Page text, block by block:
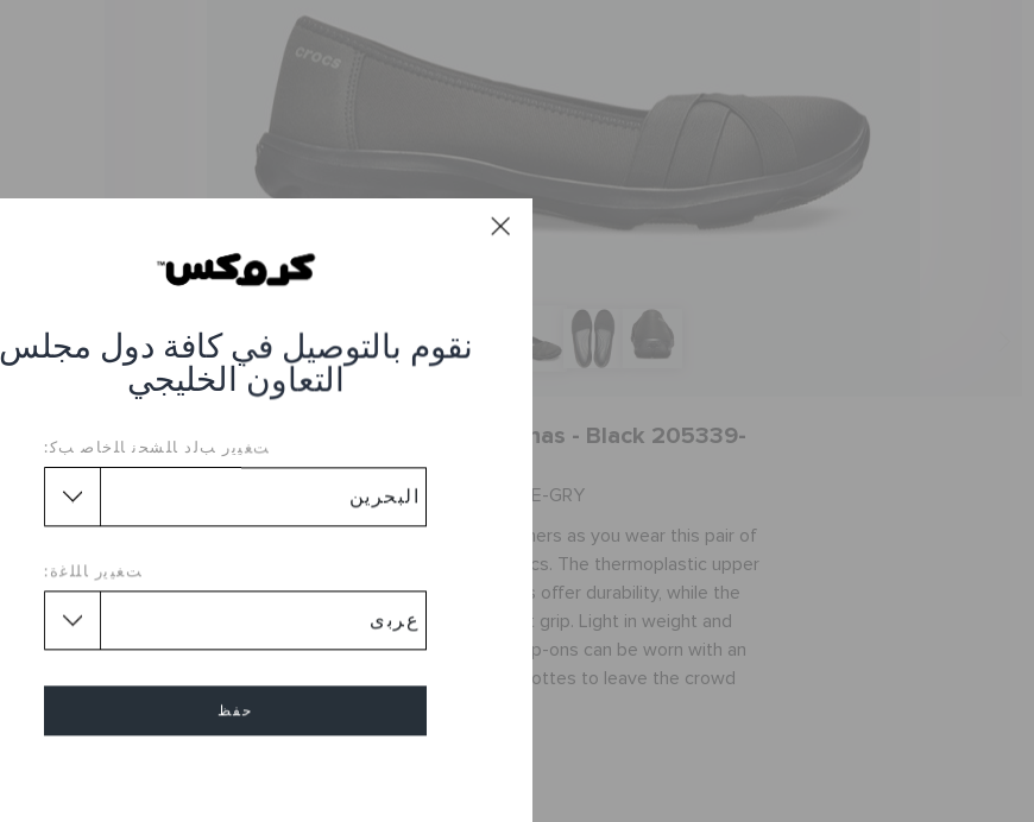
نقوم بالتوصيل في كافة دول مجلس
التعاون الخليجي
ﺖﻐﻴﻳﺭ ﺐﻟﺩ ﺎﻠﺸﺤﻧ ﺎﻠﺧﺎﺻ ﺐﻛ:
ﺖﻐﻴﻳﺭ ﺎﻠﻠﻏﺓ:
حفظ
Busy Day Strappy Ballerinas - Black 205339-
0DD
العنصر #205339-0DD-BLCK-SLTE-GRY
You will surely stand out from others as you wear this pair of
black colored belly shoes by Crocs. The thermoplastic upper
and synthetic lining of these flats offer durability, while the
rubber outsole ensures a perfect grip. Light in weight and
absolutely comfortable, these slip-ons can be worn with an
off-shoulder top and a pair of culottes to leave the crowd